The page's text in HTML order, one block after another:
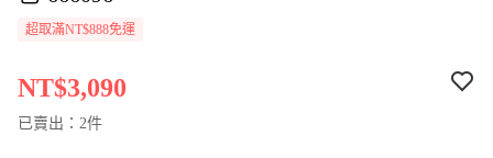
超取滿NT$888免運
NT$3,090
已賣出：2件